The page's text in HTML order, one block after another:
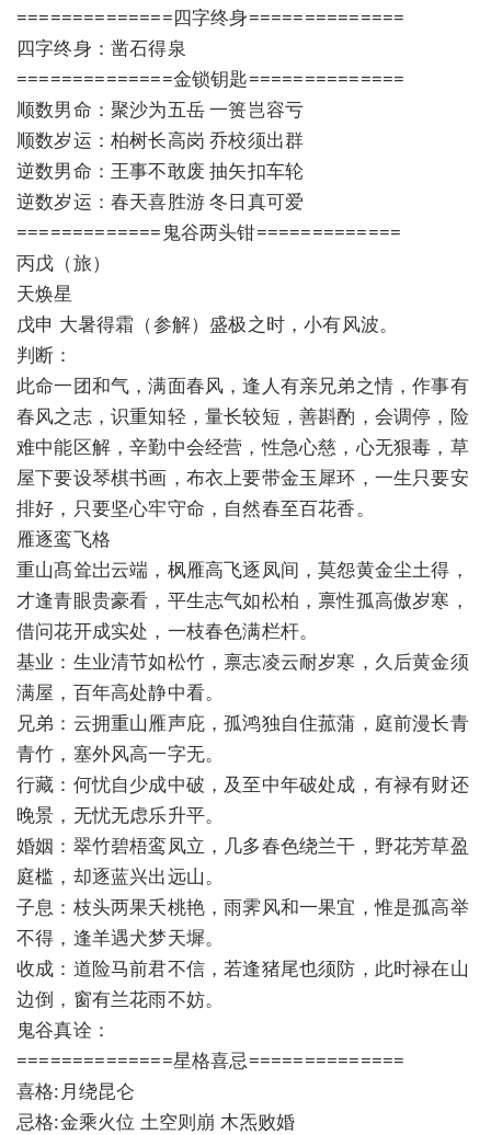
==============四字终身==============
四字终身：凿石得泉
==============金锁钥匙==============
顺数男命：聚沙为五岳 一篑岂容亏
顺数岁运：柏树长高岗 乔校须出群
逆数男命：王事不敢废 抽矢扣车轮
逆数岁运：春天喜胜游 冬日真可爱
=============鬼谷两头钳=============
丙戊（旅）
天焕星
戊申 大暑得霜（参解）盛极之时，小有风波。
判断：
此命一团和气，满面春风，逢人有亲兄弟之情，作事有
春风之志，识重知轻，量长较短，善斟酌，会调停，险
难中能区解，辛勤中会经营，性急心慈，心无狠毒，草
屋下要设琴棋书画，布衣上要带金玉犀环，一生只要安
排好，只要坚心牢守命，自然春至百花香。
雁逐鸾飞格
重山髙耸岀云端，枫雁高飞逐凤间，莫怨黄金尘土得，
才逢青眼贵豪看，平生志气如松柏，禀性孤高傲岁寒，
借问花开成实处，一枝春色满栏杆。
基业：生业清节如松竹，禀志凌云耐岁寒，久后黄金须
满屋，百年高处静中看。
兄弟：云拥重山雁声庇，孤鸿独自住菰蒲，庭前漫长青
青竹，塞外风高一字无。
行藏：何忧自少成中破，及至中年破处成，有禄有财还
晚景，无忧无虑乐升平。
婚姻：翠竹碧梧鸾凤立，几多春色绕兰干，野花芳草盈
庭槛，却逐蓝兴出远山。
子息：枝头两果夭桃艳，雨霁风和一果宜，惟是孤高举
不得，逢羊遇犬梦天墀。
收成：道险马前君不信，若逢猪尾也须防，此时禄在山
边倒，窗有兰花雨不妨。
鬼谷真诠：
==============星格喜忌==============
喜格:月绕昆仑
忌格:金乘火位 土空则崩 木炁败婚